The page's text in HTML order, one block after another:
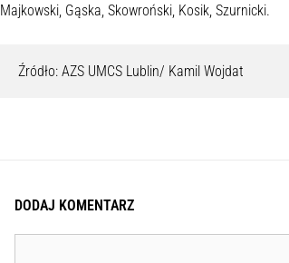
Majkowski, Gąska, Skowroński, Kosik, Szurnicki.
Źródło: AZS UMCS Lublin/ Kamil Wojdat
DODAJ KOMENTARZ